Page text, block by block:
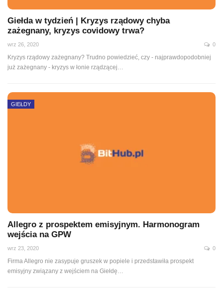
Giełda w tydzień | Kryzys rządowy chyba
zażegnany, kryzys covidowy trwa?
wrz 26, 2020 0
Kryzys rządowy zażegnany? Trudno powiedzieć, czy - najprawdopodobniej
już zażegnany - kryzys w łonie rządzącej…
GIEŁDY
Allegro z prospektem emisyjnym. Harmonogram
wejścia na GPW
wrz 23, 2020 0
Firma Allegro nie zasypuje gruszek w popiele i przedstawiła prospekt
emisyjny związany z wejściem na Giełdę